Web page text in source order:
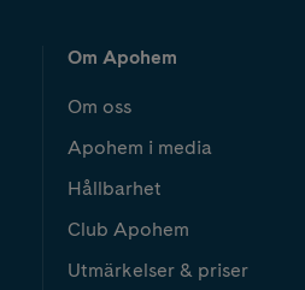
Om Apohem
Om oss
Apohem i media
Hållbarhet
Club Apohem
Utmärkelser & priser